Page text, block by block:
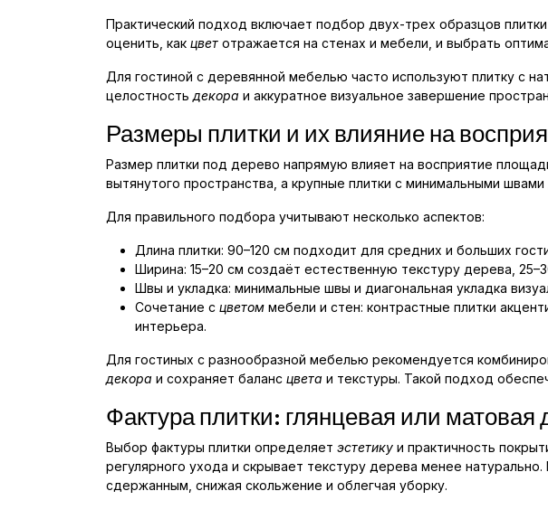
Практический подход включает подбор двух-трех образцов
оценить, как цвет отражается на стенах и мебели, и выбрать
Для гостиной с деревянной мебелью часто используют плитку с
целостность декора и аккуратное визуальное завершение
Размеры плитки и их влияние на
Размер плитки под дерево напрямую влияет на восприятие
вытянутого пространства, а крупные плитки с минимальными
Для правильного подбора учитывают несколько аспектов:
Длина плитки: 90–120 см подходит для средних и больших
Ширина: 15–20 см создаёт естественную текстуру дерева,
Швы и укладка: минимальные швы и диагональная укладка
Сочетание с цветом мебели и стен: контрастные плитки
интерьера.
Для гостиных с разнообразной мебелью рекомендуется
декора и сохраняет баланс цвета и текстуры. Такой подход
Фактура плитки: глянцевая или матовая
Выбор фактуры плитки определяет эстетику и практичность
регулярного ухода и скрывает текстуру дерева менее
сдержанным, снижая скольжение и облегчая уборку.